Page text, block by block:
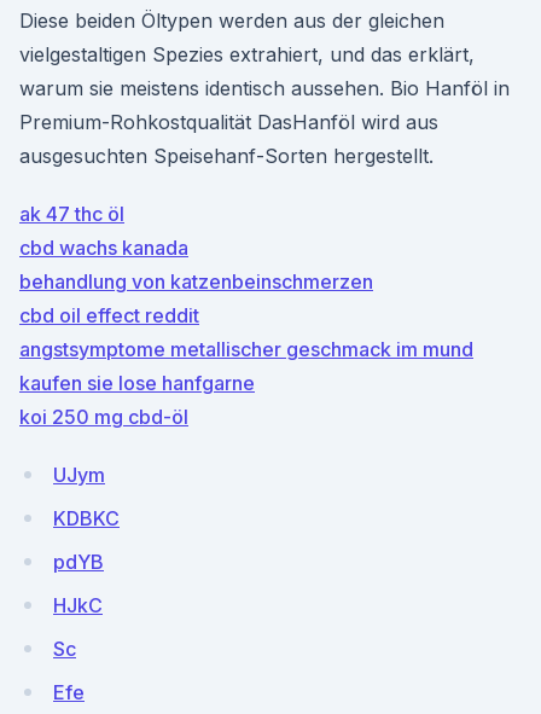
Diese beiden Öltypen werden aus der gleichen
vielgestaltigen Spezies extrahiert, und das erklärt,
warum sie meistens identisch aussehen. Bio Hanföl in
Premium-Rohkostqualität DasHanföl wird aus
ausgesuchten Speisehanf-Sorten hergestellt.
ak 47 thc öl
cbd wachs kanada
behandlung von katzenbeinschmerzen
cbd oil effect reddit
angstsymptome metallischer geschmack im mund
kaufen sie lose hanfgarne
koi 250 mg cbd-öl
UJym
KDBKC
pdYB
HJkC
Sc
Efe